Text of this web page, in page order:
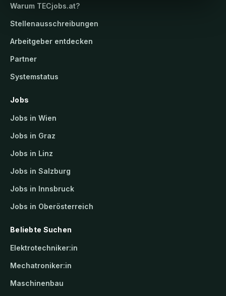
Warum TECjobs.at?
Stellenausschreibungen
Arbeitgeber entdecken
Partner
Systemstatus
Jobs
Jobs in Wien
Jobs in Graz
Jobs in Linz
Jobs in Salzburg
Jobs in Innsbruck
Jobs in Oberösterreich
Beliebte Suchen
Elektrotechniker:in
Mechatroniker:in
Maschinenbau